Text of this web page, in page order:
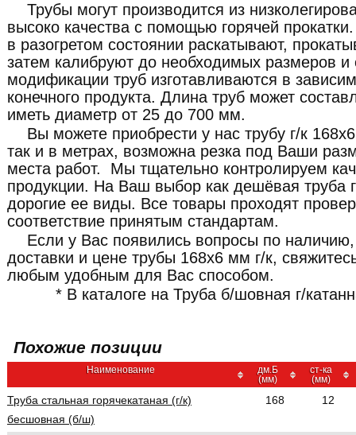
Трубы могут производится из
высоко качества с помощью горячей
в разогретом состоянии раскатывают,
затем калибруют до необходимых размеров и
модификации труб изготавливаются в
конечного продукта. Длина труб может
иметь диаметр от 25 до 700 мм.
Вы можете приобрести у нас трубу г/к
так и в метрах, возможна резка под Ваши
места работ. Мы тщательно контролируем
продукции. На Ваш выбор как дешёвая труба
дорогие ее виды. Все товары проходят
соответствие принятым стандартам.
Если у Вас появились вопросы по
доставки и цене трубы 168x6 мм г/к,
любым удобным для Вас способом.
* В каталоге на Труба б/шовная г/
Похожие позиции
Наименование
дм.Б
(мм)
ст-ка
(мм)
Труба стальная горячекатаная (г/к)
бесшовная (б/ш)
168 12